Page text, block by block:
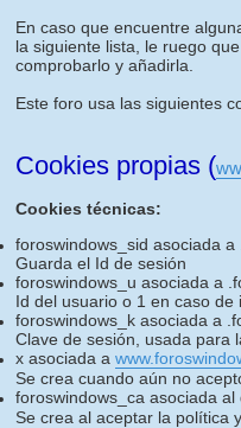
En caso que encuentre
la siguiente lista, le ruego
comprobarlo y añadirla.
Este foro usa las siguientes
Cookies propias (
Cookies técnicas:
foroswindows_sid asociada a
Guarda el Id de sesión
foroswindows_u asociada a
Id del usuario o 1 en caso de
foroswindows_k asociada a
Clave de sesión, usada para
x asociada a
Se crea cuando aún no
foroswindows_ca asociada al
Se crea al aceptar la política